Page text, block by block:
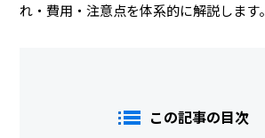
れ・費用・注意点を体系的に解説します。
この記事の目次